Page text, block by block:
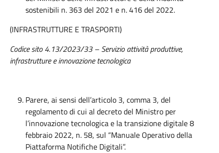
sostenibili n. 363 del 2021 e n. 416 del 2022.
(INFRASTRUTTURE E TRASPORTI)
Codice sito 4.13/2023/33 – Servizio attività produttive,
infrastrutture e innovazione tecnologica
Parere, ai sensi dell’articolo 3, comma 3, del
regolamento di cui al decreto del Ministro per
l’innovazione tecnologica e la transizione digitale 8
febbraio 2022, n. 58, sul “Manuale Operativo della
Piattaforma Notifiche Digitali”.